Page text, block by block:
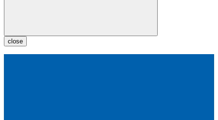
close